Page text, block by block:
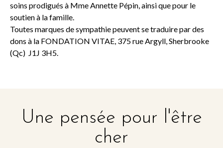
soins prodigués à Mme Annette Pépin, ainsi que pour le
soutien à la famille.
Toutes marques de sympathie peuvent se traduire par des
dons à la FONDATION VITAE, 375 rue Argyll, Sherbrooke
(Qc) J1J 3H5.
Une pensée pour l'être
cher